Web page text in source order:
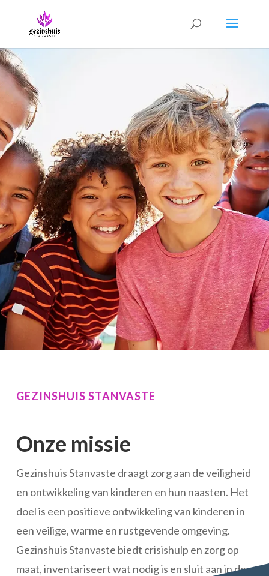
GEZINSHUIS STANVASTE
Onze missie
Gezinshuis Stanvaste draagt zorg aan de veiligheid
en ontwikkeling van kinderen en hun naasten. Het
doel is een positieve ontwikkeling van kinderen in
een veilige, warme en rustgevende omgeving.
Gezinshuis Stanvaste biedt crisishulp en zorg op
maat, inventariseert wat nodig is en sluit aan in de